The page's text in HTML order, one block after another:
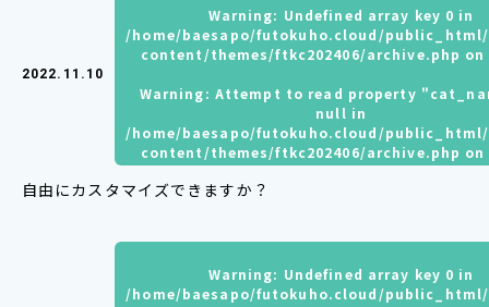
2022.11.10
Warning: Undefined array key 0 in
/home/baesapo/futokuho.cloud/
content/themes/ftkc202406/archive.php
Warning: Attempt to read property
null in
/home/baesapo/futokuho.cloud/
content/themes/ftkc202406/archive.php
自由にカスタマイズできますか？
Warning: Undefined array key 0 in
/home/baesapo/futokuho.cloud/